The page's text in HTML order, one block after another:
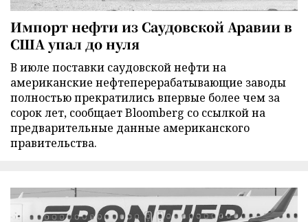
Импорт нефти из Саудовской Аравии в
США упал до нуля
В июле поставки саудовской нефти на
американские нефтеперерабатывающие заводы
полностью прекратились впервые более чем за
сорок лет, сообщает Bloomberg со ссылкой на
предварительные данные американского
правительства.